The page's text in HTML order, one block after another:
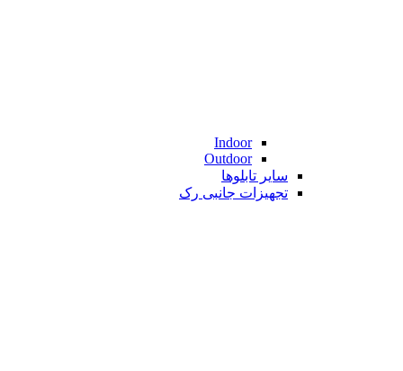
Indoor
Outdoor
سایر تابلوها
تجهیزات جانبی رک